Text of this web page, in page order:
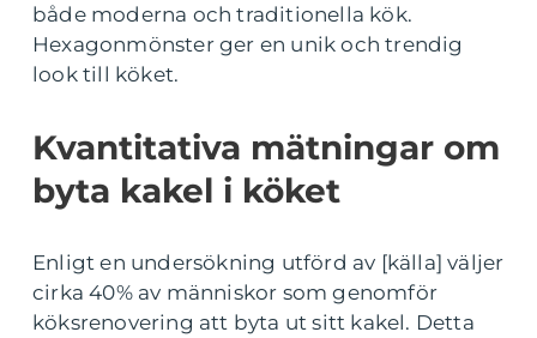
både moderna och traditionella kök.
Hexagonmönster ger en unik och trendig
look till köket.
Kvantitativa mätningar om
byta kakel i köket
Enligt en undersökning utförd av [källa] väljer
cirka 40% av människor som genomför
köksrenovering att byta ut sitt kakel. Detta